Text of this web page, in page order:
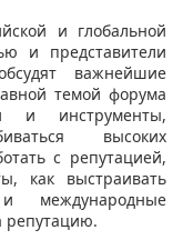
и глобальной
и представители
важнейшие
темой форума
и инструменты,
высоких
с репутацией,
как выстраивать
международные
репутацию.